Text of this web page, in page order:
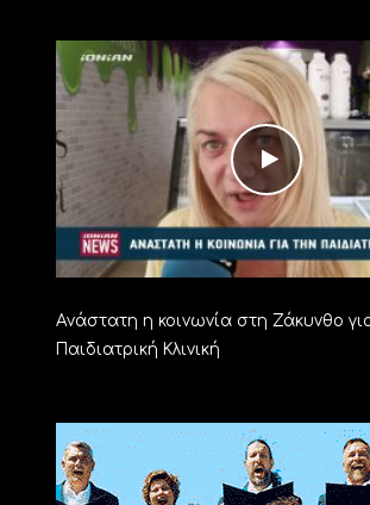
Aνάστατη η κοινωνία στη Ζάκυνθο
Παιδιατρική Κλινική